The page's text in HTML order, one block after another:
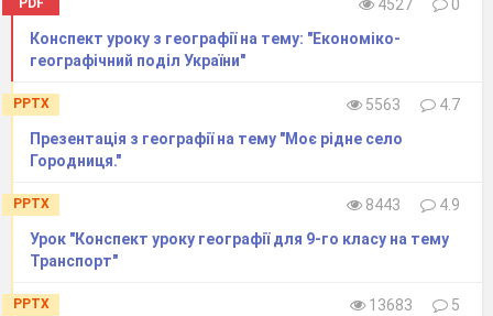
Тема 2.
Природа
Херсонщины
2.1.
Рельєф і геоморфологічна
будова.
Завдання
Херсонської області найвищу і найнижчу
частина над рівнем моря.
Обчисліть: яка різниця цих показників?
Max висота(м):min висота(м):різница
PDF 4527
0
Конспект уроку з географії на тему: "Економіко-
географічний​ ​поділ​ ​України"
PPTX 5563
4.7
Презентація з географії на тему "Моє рідне село
Городниця."
PPTX 8443
4.9
Урок "Конспект уроку географії для 9-го класу на тему
Транспорт"
PPTX 13683
5